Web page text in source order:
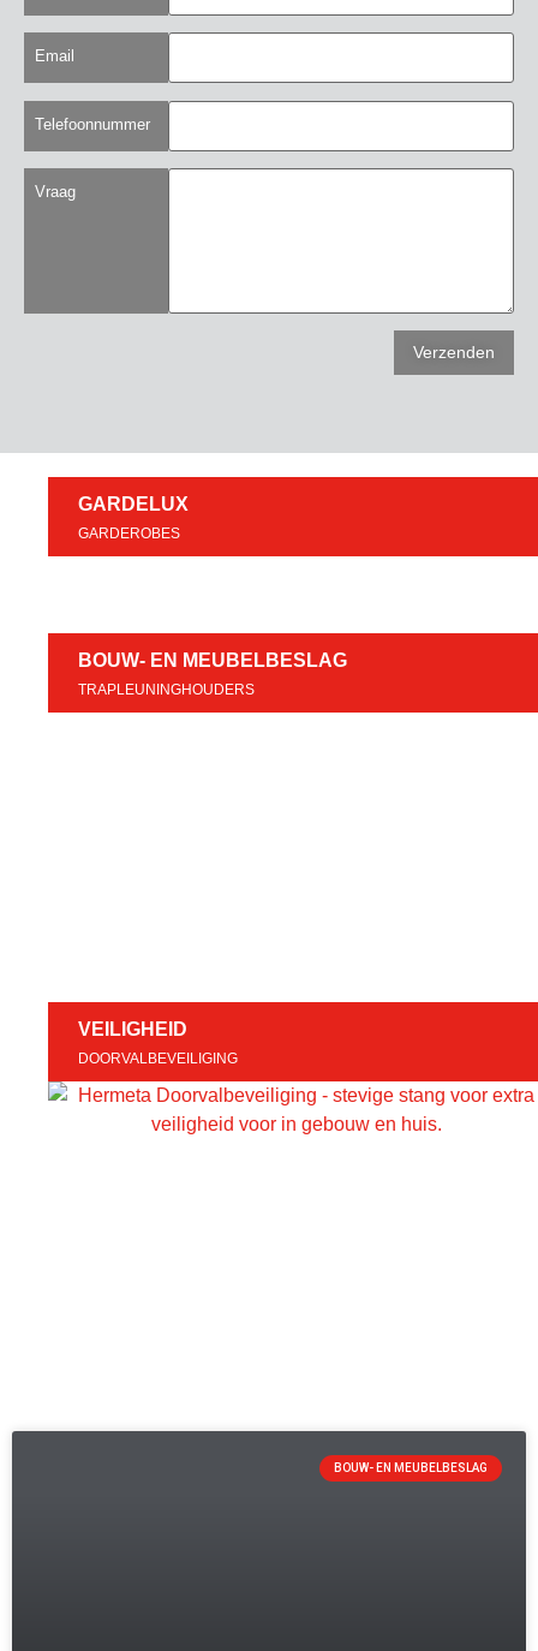
Email
Telefoonnummer
Vraag
GARDELUX
GARDEROBES
BOUW- EN MEUBELBESLAG
TRAPLEUNINGHOUDERS
VEILIGHEID
DOORVALBEVEILIGING
BOUW- EN MEUBELBESLAG